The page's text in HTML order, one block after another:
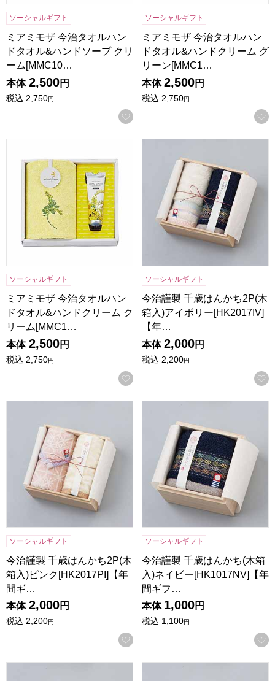
ソーシャルギフト
ミアミモザ 今治タオルハン
ドタオル&ハンドソープ クリ
ーム[MMC10…
本体 2,500円
税込 2,750円
お気に入りに登録する
ソーシャルギフト
ミアミモザ 今治タオルハン
ドタオル&ハンドクリーム グ
リーン[MMC1…
本体 2,500円
税込 2,750円
ソーシャルギフト
ミアミモザ 今治タオルハン
ドタオル&ハンドクリーム ク
リーム[MMC1…
本体 2,500円
税込 2,750円
お気に入りに登録する
ソーシャルギフト
今治謹製 千歳はんかち2P(木
箱入)アイボリー[HK2017IV]
【年…
本体 2,000円
税込 2,200円
今治謹製 千歳はんかち2P(木箱入)ピンク[HK2017PI]【年間
ソーシャルギフト
今治謹製 千歳はんかち2P(木
箱入)ピンク[HK2017PI]【年
間ギ…
本体 2,000円
税込 2,200円
お気に入りに登録する
今治謹製 千歳はんかち(木箱
ソーシャルギフト
今治謹製 千歳はんかち(木箱
入)ネイビー[HK1017NV]【年
間ギフ…
本体 1,000円
税込 1,100円
今治謹製 千歳はんかち(木箱入)アイボリー[HK1017IV]【年間
今治謹製 千歳はんかち(木箱